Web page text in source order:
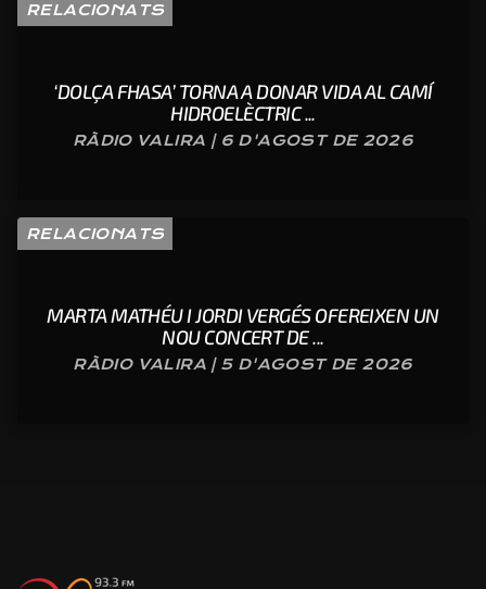
RELACIONATS
‘DOLÇA FHASA’ TORNA A DONAR VIDA AL CAMÍ
HIDROELÈCTRIC ...
RÀDIO VALIRA | 6 D'AGOST DE 2026
RELACIONATS
MARTA MATHÉU I JORDI VERGÉS OFEREIXEN UN
NOU CONCERT DE ...
RÀDIO VALIRA | 5 D'AGOST DE 2026